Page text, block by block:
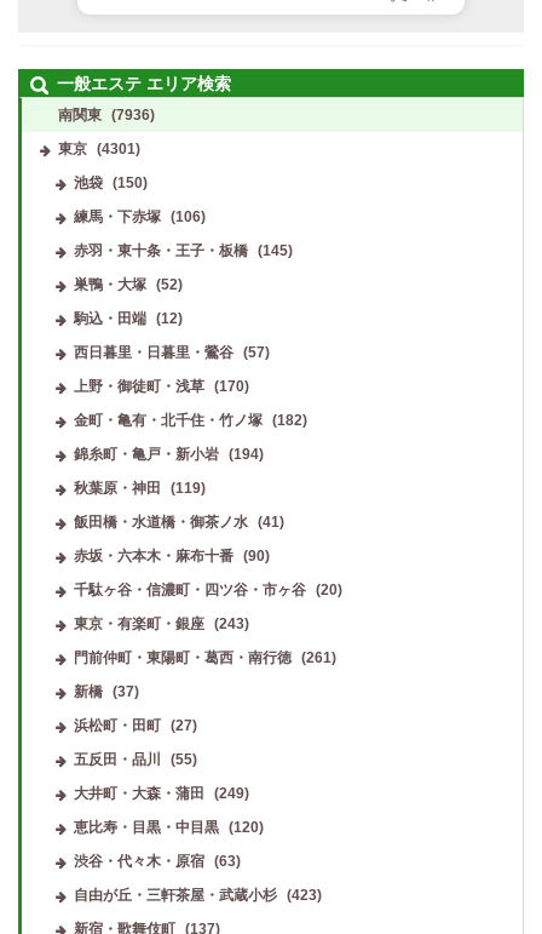
一般エステ エリア検索
南関東 (7936)
東京 (4301)
池袋
(150)
練馬・下赤塚
(106)
赤羽・東十条・王子・板橋
(145)
巣鴨・大塚
(52)
駒込・田端
(12)
西日暮里・日暮里・鶯谷
(57)
上野・御徒町・浅草
(170)
金町・亀有・北千住・竹ノ塚
(182)
錦糸町・亀戸・新小岩
(194)
秋葉原・神田
(119)
飯田橋・水道橋・御茶ノ水
(41)
赤坂・六本木・麻布十番
(90)
千駄ヶ谷・信濃町・四ツ谷・市ヶ谷
(20)
東京・有楽町・銀座
(243)
門前仲町・東陽町・葛西・南行徳
(261)
新橋
(37)
浜松町・田町
(27)
五反田・品川
(55)
大井町・大森・蒲田
(249)
恵比寿・目黒・中目黒
(120)
渋谷・代々木・原宿
(63)
自由が丘・三軒茶屋・武蔵小杉
(423)
新宿・歌舞伎町
(137)